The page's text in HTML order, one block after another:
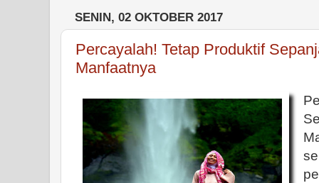
SENIN, 02 OKTOBER 2017
Percayalah! Tetap Produktif
Manfaatnya